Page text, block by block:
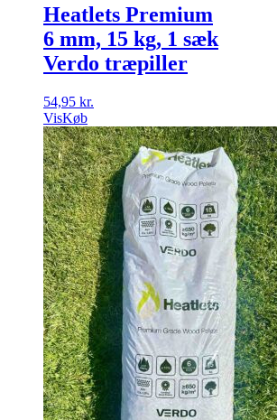
Heatlets Premium
6 mm, 15 kg, 1 sæk
Verdo træpiller
54,95 kr.
VisKøb